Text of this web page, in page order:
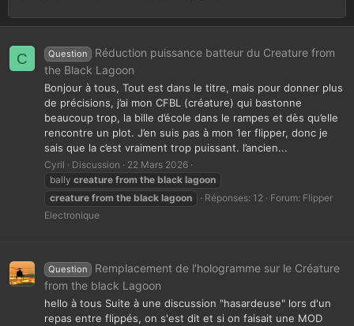
C Question
Réduction puissance batteur du Creature from
the Black Lagoon
Bonjour à tous, Tout est dans le titre, mais pour donner plus
de précisions, j’ai mon CFBL (créature) qui bastonne
beaucoup trop, la bille d’école dans le rampes et dès qu’elle
rencontre un plot. J’en suis pas à mon 1er flipper, donc je
sais que la c’est vraiment trop puissant. l’ancien...
Cyril Discussion
22 Mars 2026
bally creature from the black lagoon
creature from the black lagoon Réponses: 12 Forum: Flipper
Electronique
Question
Remplacement de l'hologramme sur le Créature
from the black Lagoon
hello à tous Suite à une discussion "hasardeuse" lors d'un
repas entre flippés, on s'est dit et si on faisait une MOD